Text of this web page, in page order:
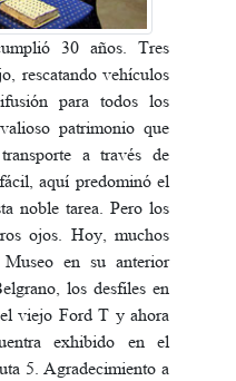
30 años. Tres
rescatando vehículos
para todos los
patrimonio que
a través de
aquí predominó el
noble tarea. Pero los
ojos. Hoy, muchos
Museo en su anterior
los desfiles en
viejo Ford T y ahora
exhibido en el
5. Agradecimiento a